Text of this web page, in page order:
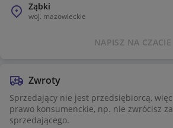
Ten zestaw to must-have dla osób
design i wysoką jakość. Idealnie
Ząbki
woj. mazowieckie
NAPISZ NA CZACIE
Zwroty
Sprzedający nie jest przedsiębiorcą,
prawo konsumenckie, np. nie zwrócisz
sprzedającego.